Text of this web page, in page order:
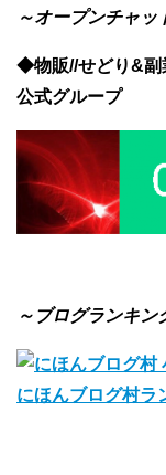
～オープンチャッ
◆物販//せどり&副
公式グループ
～ブログランキン
にほんブログ村ラ